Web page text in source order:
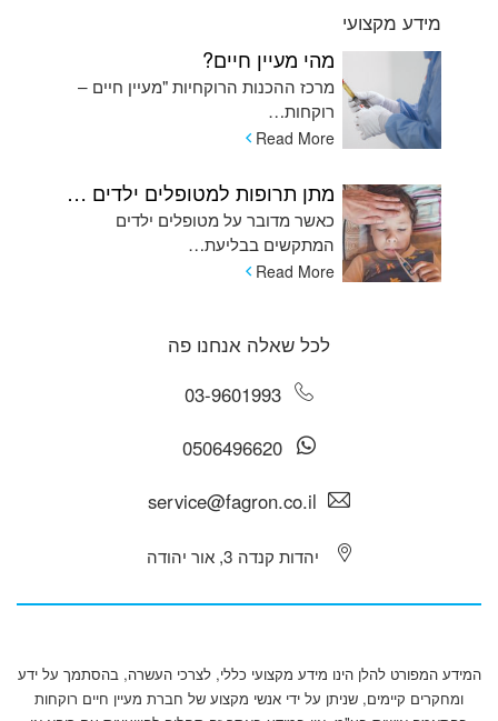
מידע מקצועי
מהי מעיין חיים?
מרכז ההכנות הרוקחיות "מעיין חיים –
רוקחות…
Read More
מתן תרופות למטופלים ילדים המתקשים בשימוש בכדורים ומהן האלטרנטיבות
כאשר מדובר על מטופלים ילדים
המתקשים בבליעת…
Read More
לכל שאלה אנחנו פה
03-9601993
0506496620
service@fagron.co.il
יהדות קנדה 3, אור יהודה
המידע המפורט להלן הינו מידע מקצועי כללי, לצרכי העשרה, בהסתמך על ידע
ומחקרים קיימים, שניתן על ידי אנשי מקצוע של חברת מעיין חיים רוקחות